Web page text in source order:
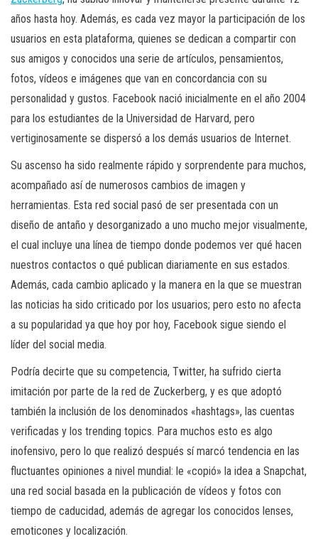
años hasta hoy. Además, es cada vez mayor la participación de los
usuarios en esta plataforma, quienes se dedican a compartir con
sus amigos y conocidos una serie de artículos, pensamientos,
fotos, vídeos e imágenes que van en concordancia con su
personalidad y gustos. Facebook nació inicialmente en el año 2004
para los estudiantes de la Universidad de Harvard, pero
vertiginosamente se dispersó a los demás usuarios de Internet.
Su ascenso ha sido realmente rápido y sorprendente para muchos,
acompañado así de numerosos cambios de imagen y
herramientas. Esta red social pasó de ser presentada con un
diseño de antaño y desorganizado a uno mucho mejor visualmente,
el cual incluye una línea de tiempo donde podemos ver qué hacen
nuestros contactos o qué publican diariamente en sus estados.
Además, cada cambio aplicado y la manera en la que se muestran
las noticias ha sido criticado por los usuarios; pero esto no afecta
a su popularidad ya que hoy por hoy, Facebook sigue siendo el
líder del social media.
Podría decirte que su competencia, Twitter, ha sufrido cierta
imitación por parte de la red de Zuckerberg, y es que adoptó
también la inclusión de los denominados «hashtags», las cuentas
verificadas y los trending topics. Para muchos esto es algo
inofensivo, pero lo que realizó después sí marcó tendencia en las
fluctuantes opiniones a nivel mundial: le «copió» la idea a Snapchat,
una red social basada en la publicación de vídeos y fotos con
tiempo de caducidad, además de agregar los conocidos lenses,
emoticones y localización.